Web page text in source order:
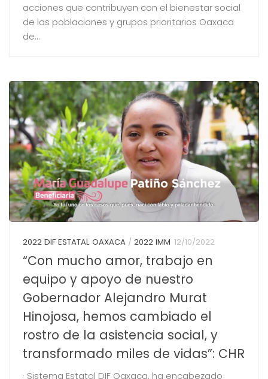
acciones que contribuyen con el bienestar social
de las poblaciones y grupos prioritarios Oaxaca
de...
2022 DIF ESTATAL OAXACA/ 2022 IMM 12/10/2022
“Con mucho amor, trabajo en
equipo y apoyo de nuestro
Gobernador Alejandro Murat
Hinojosa, hemos cambiado el
rostro de la asistencia social, y
transformado miles de vidas”: CHR
· Sistema Estatal DIF Oaxaca, ha encabezado